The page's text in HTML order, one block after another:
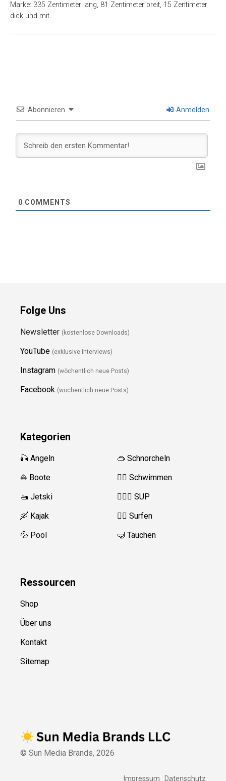
Marke: 335 Zentimeter lang, 81 Zentimeter breit, 15 Zentimeter
dick und mit…
Abonnieren Anmelden
0 COMMENTS
Folge Uns
Newsletter (kostenlose Downloads)
YouTube (exklusive Interviews)
Instagram (wöchentlich neue Posts)
Facebook (wöchentlich neue Posts)
Kategorien
🎣 Angeln
⛵️ Boote
🚤 Jetski
🛶 Kajak
💦 Pool
🥽 Schnorcheln
🏊‍♂️ Schwimmen
🏄‍♀️🛶 SUP
🏄‍♂️ Surfen
🤿 Tauchen
Ressourcen
Shop
Über uns
Kontakt
Sitemap
© Sun Media Brands, 2026
Impressum Datenschutz